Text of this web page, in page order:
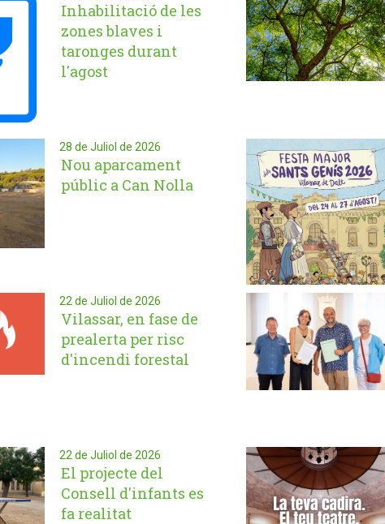
Inhabilitació de les
zones blaves i
taronges durant
l'agost
28 de Juliol de 2026
Nou aparcament
públic a Can Nolla
22 de Juliol de 2026
Vilassar, en fase de
prealerta per risc
d'incendi forestal
22 de Juliol de 2026
El projecte del
Consell d'infants es
fa realitat